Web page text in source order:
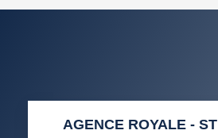
TAXE FONCIÈRE
PART
AGENCE ROYALE -